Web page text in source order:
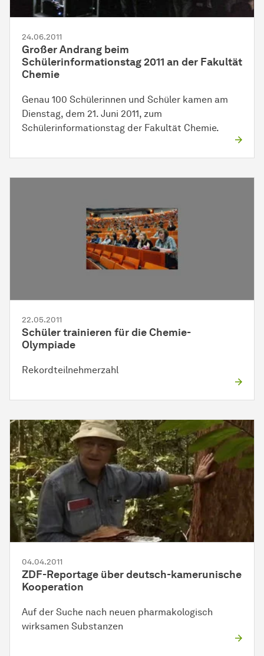
24.06.2011
Großer Andrang beim
Schülerinformationstag 2011 an der Fakultät
Chemie
Genau 100 Schülerinnen und Schüler kamen am
Dienstag, dem 21. Juni 2011, zum
Schülerinformationstag der Fakultät Chemie.
22.05.2011
Schüler trainieren für die Chemie-
Olympiade
Rekordteilnehmerzahl
04.04.2011
ZDF-Reportage über deutsch-kamerunische
Ko­ope­ra­tion
Auf der Suche nach neuen pharmakologisch
wirksamen Substanzen